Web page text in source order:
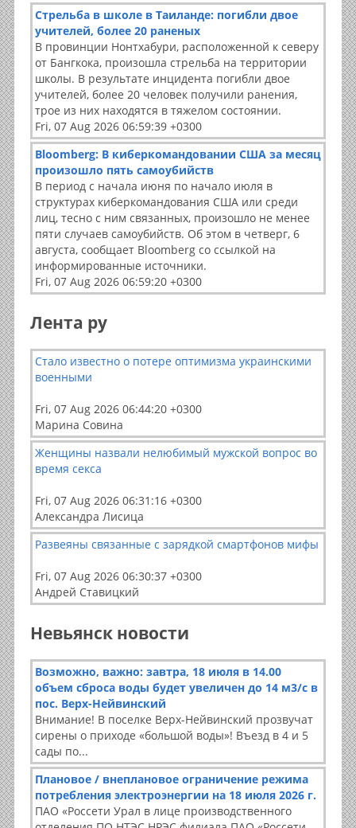
Стрельба в школе в Таиланде: погибли двое
учителей, более 20 раненых
В провинции Нонтхабури, расположенной к северу
от Бангкока, произошла стрельба на территории
школы. В результате инцидента погибли двое
учителей, более 20 человек получили ранения,
трое из них находятся в тяжелом состоянии.
Fri, 07 Aug 2026 06:59:39 +0300
Bloomberg: В киберкомандовании США за месяц
произошло пять самоубийств
В период с начала июня по начало июля в
структурах киберкомандования США или среди
лиц, тесно с ним связанных, произошло не менее
пяти случаев самоубийств. Об этом в четверг, 6
августа, сообщает Bloomberg со ссылкой на
информированные источники.
Fri, 07 Aug 2026 06:59:20 +0300
Лента ру
Стало известно о потере оптимизма украинскими
военными
Fri, 07 Aug 2026 06:44:20 +0300
Марина Совина
Женщины назвали нелюбимый мужской вопрос во
время секса
Fri, 07 Aug 2026 06:31:16 +0300
Александра Лисица
Развеяны связанные с зарядкой смартфонов мифы
Fri, 07 Aug 2026 06:30:37 +0300
Андрей Ставицкий
Невьянск новости
Возможно, важно: завтра, 18 июля в 14.00
объем сброса воды будет увеличен до 14 м3/с в
пос. Верх-Нейвинский
Внимание! В поселке Верх-Нейвинский прозвучат
сирены о приходе «большой воды»! Въезд в 4 и 5
сады по...
Плановое / внеплановое ограничение режима
потребления электроэнергии на 18 июля 2026 г.
ПАО «Россети Урал в лице производственного